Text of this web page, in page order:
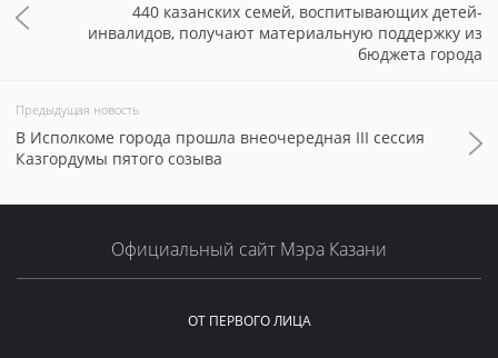
440 казанских семей, воспитывающих детей-
инвалидов, получают материальную поддержку из
бюджета города
Предыдущая новость
В Исполкоме города прошла внеочередная III сессия
Казгордумы пятого созыва
Официальный сайт Мэра Казани
ОТ ПЕРВОГО ЛИЦА